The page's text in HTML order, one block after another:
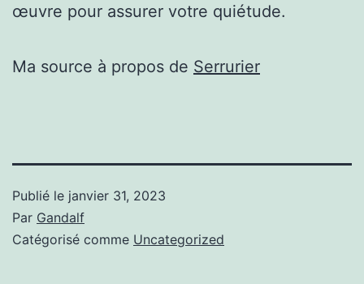
œuvre pour assurer votre quiétude.
Ma source à propos de Serrurier
Publié le janvier 31, 2023
Par Gandalf
Catégorisé comme Uncategorized